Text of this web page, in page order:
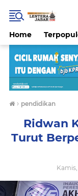
Home
› pendidikan
Ridwan
Turut